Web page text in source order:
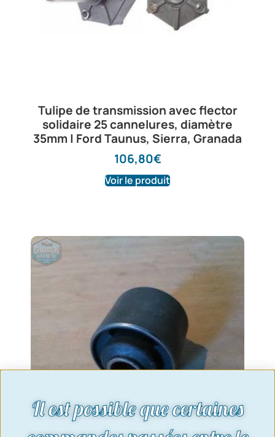
Tulipe de transmission avec flector
solidaire 25 cannelures, diamètre
35mm | Ford Taunus, Sierra, Granada
106,80€
Voir le produit
Il est possible que certaines